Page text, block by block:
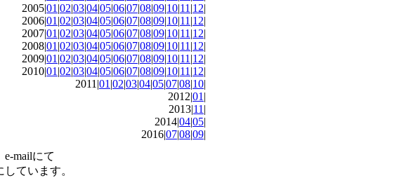
2005|01 |02|03|04|05|06|07|08|09|10|11 |12|
2006|01 |02|03|04|05|06|07|08|09|10|11 |12|
2007|01 |02|03|04|05|06|07|08|09|10|11 |12|
2008|01 |02|03|04|05|06|07|08|09|10|11 |12|
2009|01 |02|03|04|05|06|07|08|09|10|11 |12|
2010|01 |02|03|04|05|06|07|08|09|10|11 |12|
2011|01 |02|03|04|05|07|08|10|
2012|01 |
2013|11 |
2014|04|05|
2016|07|08|09|
mailにて
ています。